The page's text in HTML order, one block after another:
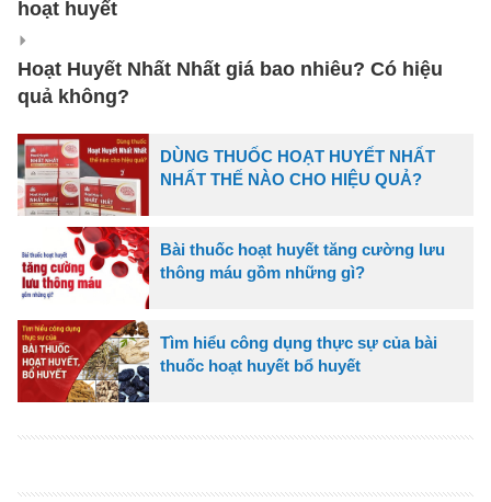
hoạt huyết
Hoạt Huyết Nhất Nhất giá bao nhiêu? Có hiệu
quả không?
DÙNG THUỐC HOẠT HUYẾT NHẤT
NHẤT THẾ NÀO CHO HIỆU QUẢ?
Bài thuốc hoạt huyết tăng cường lưu
thông máu gồm những gì?
Tìm hiểu công dụng thực sự của bài
thuốc hoạt huyết bổ huyết